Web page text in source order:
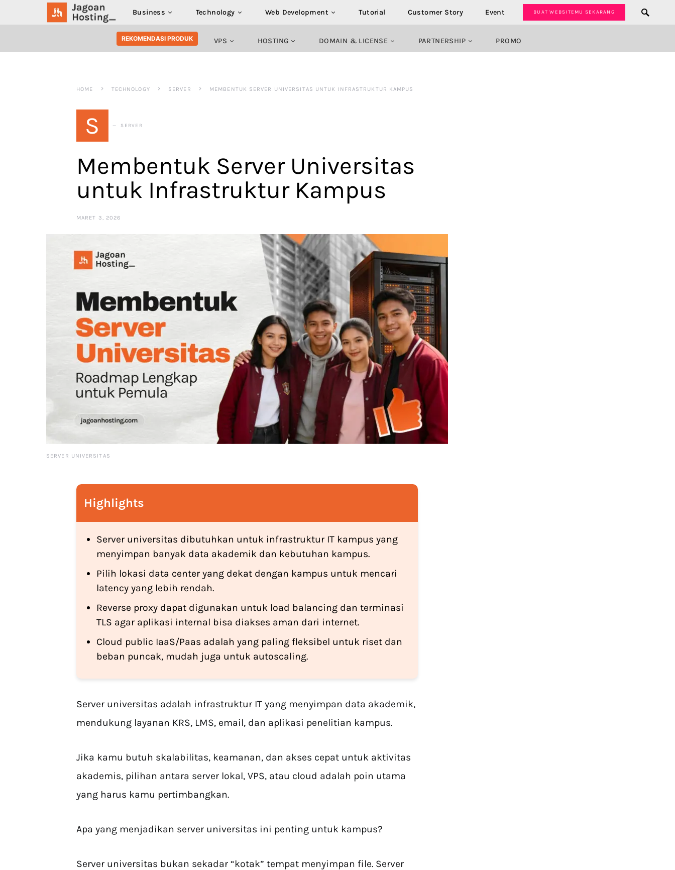
Business Technology Web Development Tutorial Customer Story Event BUAT WEBSITEMU SEKARANG
SEARCH FOR:
REKOMENDASI PRODUK VPS HOSTING DOMAIN & LICENSE PARTNERSHIP PROMO
HOME TECHNOLOGY SERVER MEMBENTUK SERVER UNIVERSITAS UNTUK INFRASTRUKTUR KAMPUS
S SERVER
Membentuk Server Universitas
untuk Infrastruktur Kampus
MARET 3, 2026
SERVER UNIVERSITAS
Highlights
Server universitas dibutuhkan untuk infrastruktur IT kampus yang
menyimpan banyak data akademik dan kebutuhan kampus.
Pilih lokasi data center yang dekat dengan kampus untuk mencari
latency yang lebih rendah.
Reverse proxy dapat digunakan untuk load balancing dan terminasi
TLS agar aplikasi internal bisa diakses aman dari internet.
Cloud public IaaS/Paas adalah yang paling fleksibel untuk riset dan
beban puncak, mudah juga untuk autoscaling.
Server universitas adalah infrastruktur IT yang menyimpan data akademik,
mendukung layanan KRS, LMS, email, dan aplikasi penelitian kampus.
Jika kamu butuh skalabilitas, keamanan, dan akses cepat untuk aktivitas
akademis, pilihan antara server lokal, VPS, atau cloud adalah poin utama
yang harus kamu pertimbangkan.
Apa yang menjadikan server universitas ini penting untuk kampus?
Server universitas bukan sekadar “kotak” tempat menyimpan file. Server